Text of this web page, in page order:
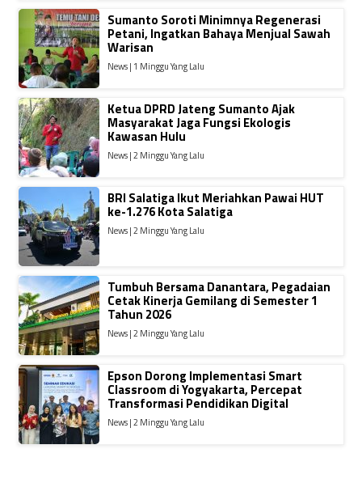
Sumanto Soroti Minimnya Regenerasi
Petani, Ingatkan Bahaya Menjual Sawah
Warisan
News | 1 Minggu Yang Lalu
Ketua DPRD Jateng Sumanto Ajak
Masyarakat Jaga Fungsi Ekologis
Kawasan Hulu
News | 2 Minggu Yang Lalu
BRI Salatiga Ikut Meriahkan Pawai HUT
ke-1.276 Kota Salatiga
News | 2 Minggu Yang Lalu
Tumbuh Bersama Danantara, Pegadaian
Cetak Kinerja Gemilang di Semester 1
Tahun 2026
News | 2 Minggu Yang Lalu
Epson Dorong Implementasi Smart
Classroom di Yogyakarta, Percepat
Transformasi Pendidikan Digital
News | 2 Minggu Yang Lalu